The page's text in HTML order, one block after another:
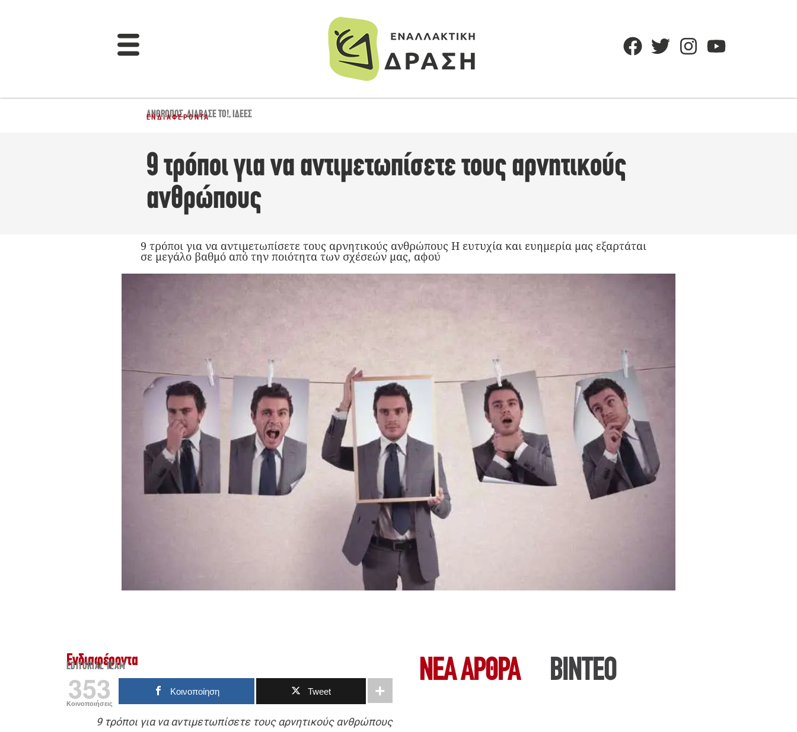
ΆΝΘΡΩΠΟΣ,ΔΙΆΒΑΣΈ ΤΟ!,ΙΔΈΕΣ
ΕΝΔΙΑΦΈΡΟΝΤΑ
9 τρόποι για να αντιμετωπίσετε τους αρνητικούς
ανθρώπους
9 τρόποι για να αντιμετωπίσετε τους αρνητικούς ανθρώπους Η ευτυχία και ευημερία μας εξαρτάται
σε μεγάλο βαθμό από την ποιότητα των σχέσεών μας, αφού
Ενδιαφέροντα
EDITORIAL TEAM
353
Κοινοποιήσεις
Κοινοποίηση Tweet
9 τρόποι για να αντιμετωπίσετε τους αρνητικούς ανθρώπους
ΝΕΑ ΆΡΘΡΑ ΒΙΝΤΕΟ